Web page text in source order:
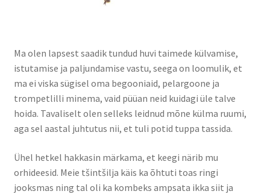
Missioon
Ostukorv
Pood
Privaatsuspoliitika
Ma olen lapsest saadik tundud huvi taimede külvamise,
istutamise ja paljundamise vastu, seega on loomulik, et
ma ei viska sügisel oma begooniaid, pelargoone ja
trompetlilli minema, vaid püüan neid kuidagi üle talve
hoida. Tavaliselt olen selleks leidnud mõne külma ruumi,
aga sel aastal juhtutus nii, et tuli potid tuppa tassida.
Ühel hetkel hakkasin märkama, et keegi närib mu
orhideesid. Meie tšintšilja käis ka õhtuti toas ringi
jooksmas ning tal oli ka kombeks ampsata ikka siit ja